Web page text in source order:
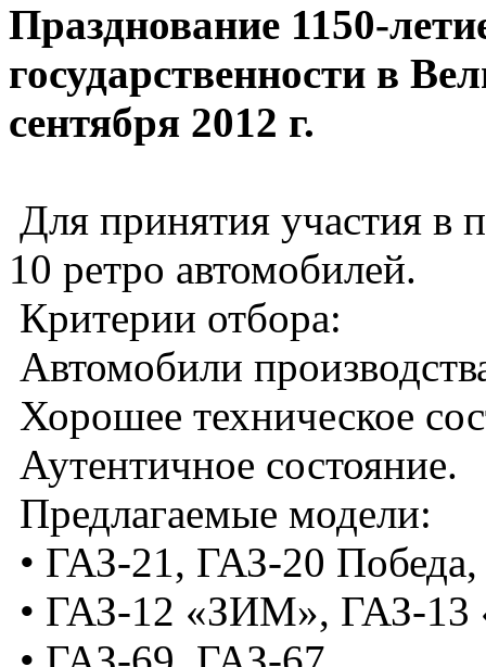
Празднование 1150-
государственности в
сентября 2012 г.
Для принятия участия в
10 ретро автомобилей.
Критерии отбора:
Автомобили
Хорошее техническое
Аутентичное состояние.
Предлагаемые модели:
• ГАЗ-21, ГАЗ-20
• ГАЗ-12 «ЗИМ», ГАЗ-13